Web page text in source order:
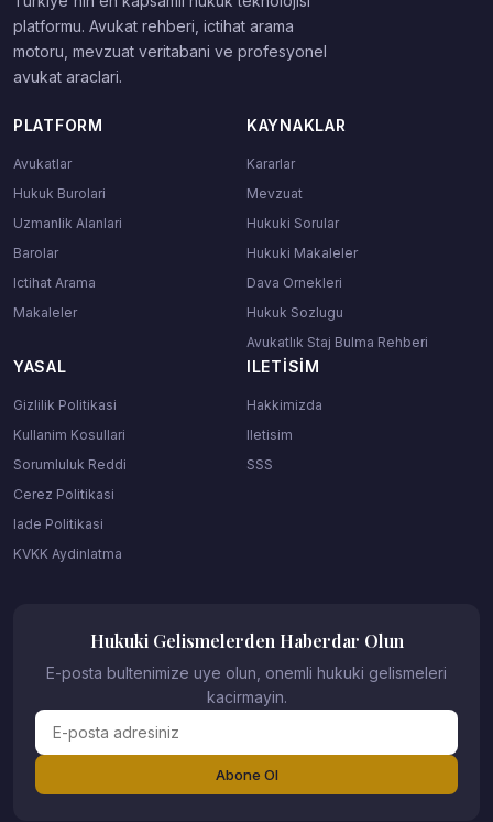
platformu. Avukat rehberi, ictihat arama
motoru, mevzuat veritabani ve profesyonel
avukat araclari.
PLATFORM
Avukatlar
Hukuk Burolari
Uzmanlik Alanlari
Barolar
Ictihat Arama
Makaleler
KAYNAKLAR
Kararlar
Mevzuat
Hukuki Sorular
Hukuki Makaleler
Dava Ornekleri
Hukuk Sozlugu
Avukatlık Staj Bulma Rehberi
YASAL
Gizlilik Politikasi
Kullanim Kosullari
Sorumluluk Reddi
Cerez Politikasi
Iade Politikasi
KVKK Aydinlatma
ILETISIM
Hakkimizda
Iletisim
SSS
Hukuki Gelismelerden Haberdar Olun
E-posta bultenimize uye olun, onemli hukuki gelismeleri
kacirmayin.
Abone Ol